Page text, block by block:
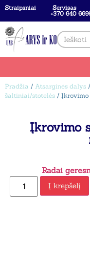
Straipsniai Servisas
+370 640
Pradžia / Atsarginės dalys /
šaltiniai/stotelės / Įkrovimo
Įkrovimo
Radai
Į krepšelį